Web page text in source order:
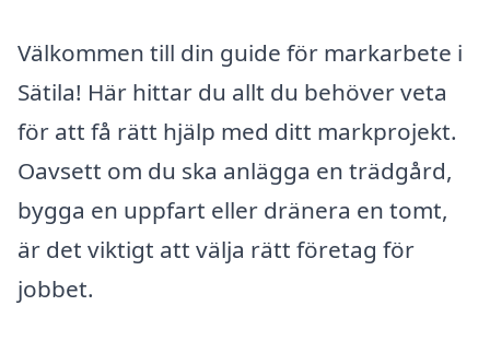
Välkommen till din guide för markarbete i
Sätila! Här hittar du allt du behöver veta
för att få rätt hjälp med ditt markprojekt.
Oavsett om du ska anlägga en trädgård,
bygga en uppfart eller dränera en tomt,
är det viktigt att välja rätt företag för
jobbet.